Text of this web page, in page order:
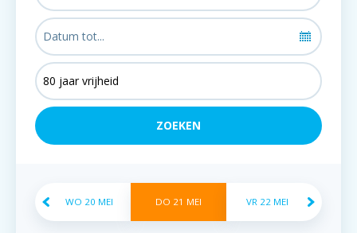
WO 20 MEI DO 21 MEI VR 22 MEI